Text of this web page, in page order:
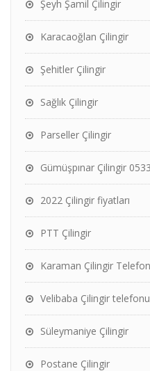
Şeyh Şamil Çilingir
Karacaoğlan Çilingir
Şehitler Çilingir
Sağlık Çilingir
Parseller Çilingir
Gümüşpınar Çilingir
2022 Çilingir fiyatları
PTT Çilingir
Karaman Çilingir
Velibaba Çilingir telefonu
Süleymaniye Çilingir
Postane Çilingir